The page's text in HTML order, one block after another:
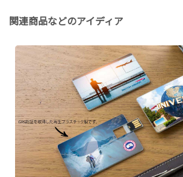
関連商品などのアイディア